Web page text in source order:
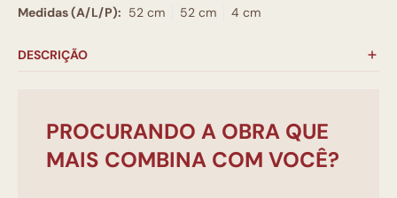
Medidas (A/L/P): 52 cm 52 cm 4 cm
DESCRIÇÃO
PROCURANDO A OBRA QUE
MAIS COMBINA COM VOCÊ?